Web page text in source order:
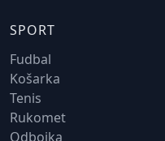
SPORT
Fudbal
Košarka
Tenis
Rukomet
Odbojka